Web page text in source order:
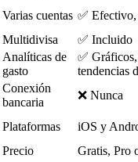
Varias cuentas ✅ Efectivo,
Multidivisa
✅ Incluido
Analíticas de
gasto
✅
tendencias
Conexión
bancaria
❌ Nunca
Plataformas iOS y
Precio
Gratis, Pro